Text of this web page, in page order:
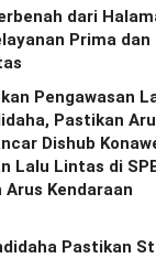
dari
Prima dan
Pengawasan
Pastikan
Dishub
Lalu Lintas di
Kendaraan
Pastikan